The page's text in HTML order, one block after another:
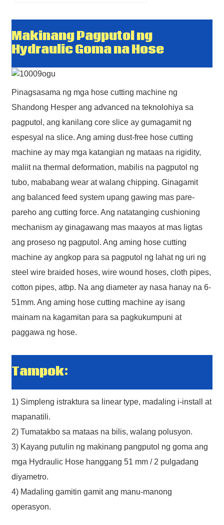
Makinang Pagputol ng
Hydraulic Goma na Hose
Pinagsasama ng mga hose cutting machine ng
Shandong Hesper ang advanced na teknolohiya sa
pagputol, ang kanilang core slice ay gumagamit ng
espesyal na slice. Ang aming dust-free hose cutting
machine ay may mga katangian ng mataas na rigidity,
maliit na thermal deformation, mabilis na pagputol ng
tubo, mababang wear at walang chipping. Ginagamit
ang balanced feed system upang gawing mas pare-
pareho ang cutting force. Ang natatanging cushioning
mechanism ay ginagawang mas maayos at mas ligtas
ang proseso ng pagputol. Ang aming hose cutting
machine ay angkop para sa pagputol ng lahat ng uri ng
steel wire braided hoses, wire wound hoses, cloth pipes,
cotton pipes, atbp. Na ang diameter ay nasa hanay na 6-
51mm. Ang aming hose cutting machine ay isang
mainam na kagamitan para sa pagkukumpuni at
paggawa ng hose.
Tampok:
1) Simpleng istraktura sa linear type, madaling i-install at
mapanatili.
2) Tumatakbo sa mataas na bilis, walang polusyon.
3) Kayang putulin ng makinang pangputol ng goma ang
mga Hydraulic Hose hanggang 51 mm / 2 pulgadang
diyametro.
4) Madaling gamitin gamit ang manu-manong
operasyon.
GET IN TOUCH WITH US
86 13370553047
info@hesperrubber.com
Name
Enter a Warming that does not meet the criteria!
Phone
Message
*Message Cannot be empty!
AI Helps Write
* Required field